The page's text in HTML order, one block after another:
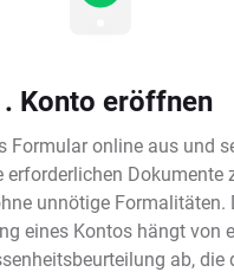
Konto eröffnen
Formular online aus und
erforderlichen Dokumente
unnötige Formalitäten.
eines Kontos hängt von
ab, die